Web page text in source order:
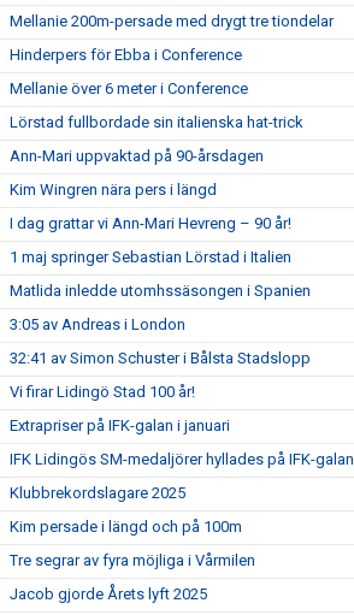
Mellanie 200m-persade med drygt tre tiondelar
Hinderpers för Ebba i Conference
Mellanie över 6 meter i Conference
Lörstad fullbordade sin italienska hat-trick
Ann-Mari uppvaktad på 90-årsdagen
Kim Wingren nära pers i längd
I dag grattar vi Ann-Mari Hevreng – 90 år!
1 maj springer Sebastian Lörstad i Italien
Matlida inledde utomhssäsongen i Spanien
3:05 av Andreas i London
32:41 av Simon Schuster i Bålsta Stadslopp
Vi firar Lidingö Stad 100 år!
Extrapriser på IFK-galan i januari
IFK Lidingös SM-medaljörer hyllades på IFK-galan
Klubbrekordslagare 2025
Kim persade i längd och på 100m
Tre segrar av fyra möjliga i Vårmilen
Jacob gjorde Årets lyft 2025